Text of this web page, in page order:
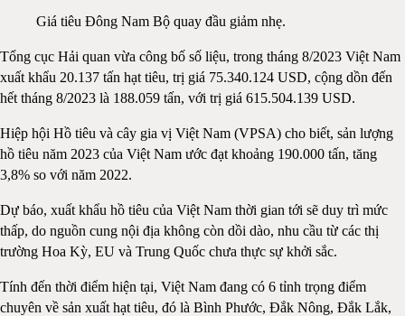
Giá tiêu Đông Nam Bộ quay đầu giảm nhẹ.
Tổng cục Hải quan vừa công bố số liệu, trong tháng 8/2023 Việt Nam
xuất khẩu 20.137 tấn hạt tiêu, trị giá 75.340.124 USD, cộng dồn đến
hết tháng 8/2023 là 188.059 tấn, với trị giá 615.504.139 USD.
Hiệp hội Hồ tiêu và cây gia vị Việt Nam (VPSA) cho biết, sản lượng
hồ tiêu năm 2023 của Việt Nam ước đạt khoảng 190.000 tấn, tăng
3,8% so với năm 2022.
Dự báo, xuất khẩu hồ tiêu của Việt Nam thời gian tới sẽ duy trì mức
thấp, do nguồn cung nội địa không còn dồi dào, nhu cầu từ các thị
trường Hoa Kỳ, EU và Trung Quốc chưa thực sự khởi sắc.
Tính đến thời điểm hiện tại, Việt Nam đang có 6 tỉnh trọng điểm
chuyên về sản xuất hạt tiêu, đó là Bình Phước, Đắk Nông, Đắk Lắk,